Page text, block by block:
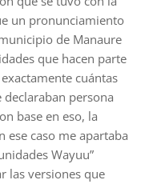
un pronunciamiento
de Manaure
que hacen parte
cuántas
persona
base en eso, la
ese caso me apartaba
Wayuu”
las versiones que